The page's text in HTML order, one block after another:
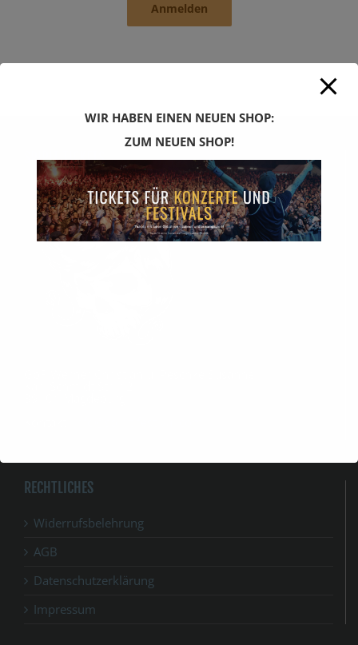
Anmelden
SPIRIT TICKETS
RECHTLICHES
Widerrufsbelehrung
AGB
Datenschutzerklärung
Impressum
WIR HABEN EINEN NEUEN SHOP:
ZUM NEUEN SHOP!